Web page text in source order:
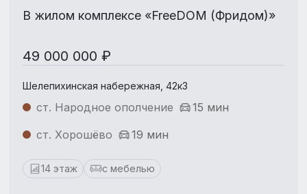
В жилом комплексе «FreeDOM (Фридом)»
49 000 000 ₽
Шелепихинская набережная, 42к3
ст. Народное ополчение
15 мин
ст. Хорошёво
19 мин
14 этаж с мебелью